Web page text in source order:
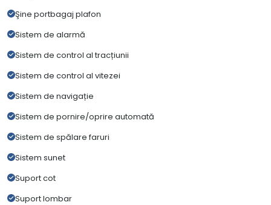
Şine portbagaj plafon
Sistem de alarmă
Sistem de control al tracțiunii
Sistem de control al vitezei
Sistem de navigație
Sistem de pornire/oprire automată
Sistem de spălare faruri
Sistem sunet
Suport cot
Suport lombar